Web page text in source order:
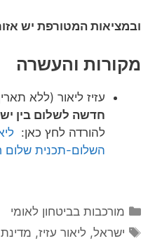
ובמציאות המטורפת יש
מקורות והעשרה
עזיז ליאור (ללא
חדשה לשלום בין
להורדה לחץ כאן:
השלום-תכנית שלום
קטגוריות
מורכבות בביטחון לאומי
תגיות
ישראל, ליאור עזיז,